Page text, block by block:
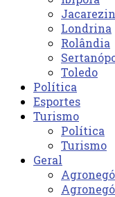
Londrina
Rolândia
Toledo
Política
Esportes
Turismo
Política
Turismo
Geral